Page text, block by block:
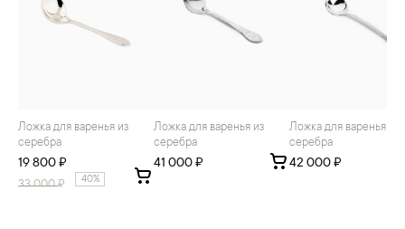
Ложка для варенья из
серебра
19 800 ₽
33 000₽ 40%
Ложка для варенья из
серебра
41 000 ₽
Ложка для варенья из
серебра
42 000 ₽